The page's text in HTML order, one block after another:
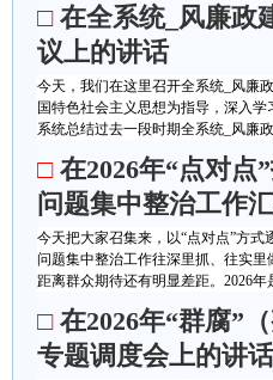
□ 在全系统_风廉政
议上的讲话
今天，我们在这里召开全系统_风廉
国特色社会主义思想为指导，深入
系统总结过去一段时期全系统_风廉
□ 在2026年“点对点
问题集中整治工作
今天把大家召集来，以“点对点”方
问题集中整治工作往深里抓、往实
距离群众期待还有明显差距。2026
□ 在2026年“群腐”
专题调度会上的讲话